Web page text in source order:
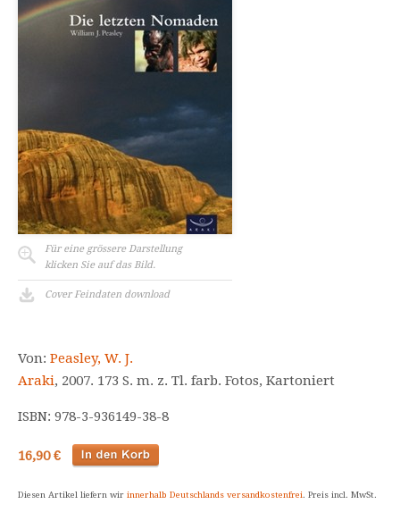
Für eine grössere Darstellung
klicken Sie auf das Bild.
Cover Feindaten download
Von: Peasley, W. J.
Araki, 2007. 173 S. m. z. Tl. farb. Fotos, Kartoniert
ISBN: 978-3-936149-38-8
16,90 €
Diesen Artikel liefern wir innerhalb Deutschlands versandkostenfrei. Preis incl. MwSt.